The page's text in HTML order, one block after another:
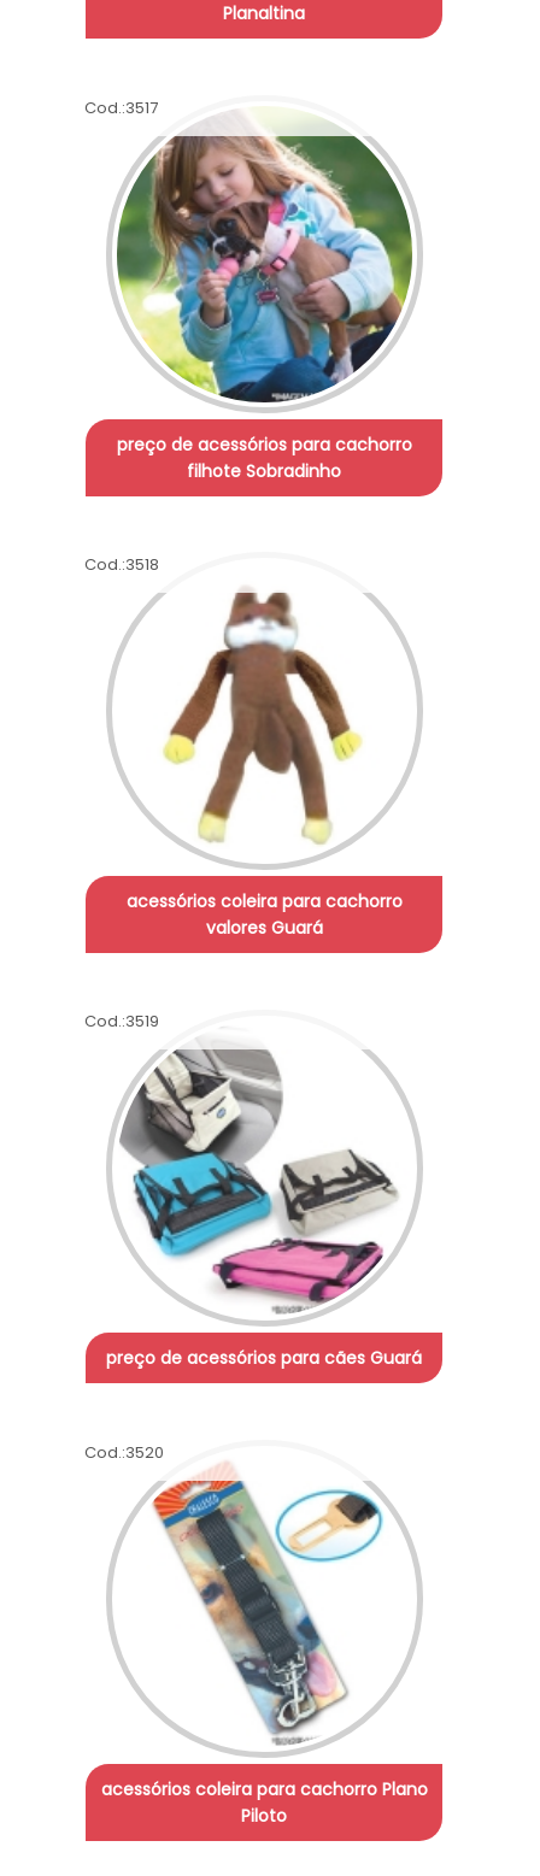
Planaltina
Cod.:3517
preço de acessórios para cachorro
filhote Sobradinho
Cod.:3518
acessórios coleira para cachorro
valores Guará
Cod.:3519
preço de acessórios para cães Guará
Cod.:3520
acessórios coleira para cachorro Plano
Piloto